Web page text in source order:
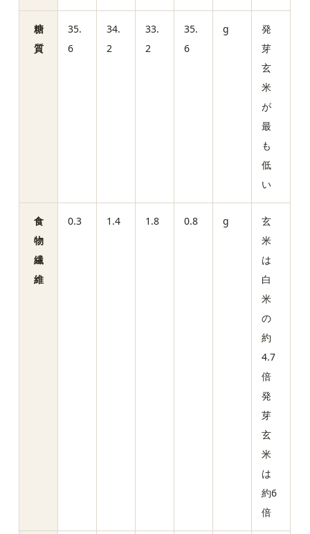
糖
質
35.
6
34.
2
33.
2
35.
6
g
発
芽
玄
米
が
最
も
低
い
食
物
繊
維
0.3 1.4 1.8 0.8 g
玄
米
は
白
米
の
約
4.7
倍
発
芽
玄
米
は
約6
倍